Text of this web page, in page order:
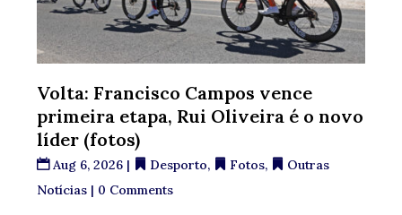
Volta: Francisco Campos vence
primeira etapa, Rui Oliveira é o novo
líder (fotos)
Aug 6, 2026 | Desporto, Fotos,
Outras
Notícias | 0 Comments